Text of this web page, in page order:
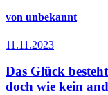
von unbekannt
11.11.2023
Das Glück
doch wie kein